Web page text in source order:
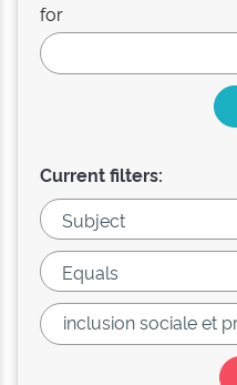
for
Current filters: